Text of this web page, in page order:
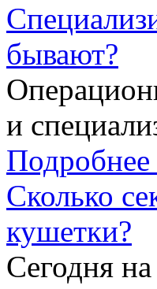
бывают?
и
Сколько
кушетки?
Сегодня